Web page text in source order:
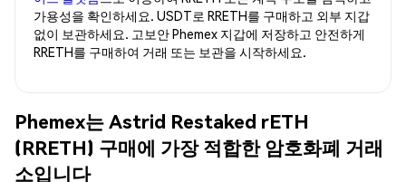
가용성을 확인하세요. USDT로 RRETH를 구매하고 외부 지갑
없이 보관하세요. 고보안 Phemex 지갑에 저장하고 안전하게
RRETH를 구매하여 거래 또는 보관을 시작하세요.
Phemex는 Astrid Restaked rETH
(RRETH) 구매에 가장 적합한 암호화폐 거래
소입니다